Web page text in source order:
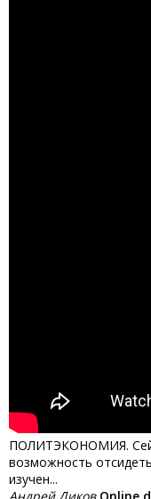
ПОЛИТЭКОНОМИЯ.
возможность
изучен...